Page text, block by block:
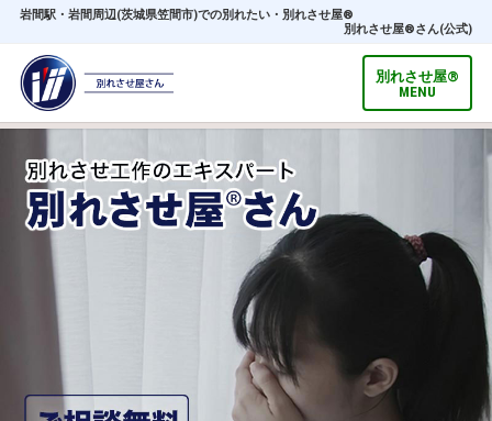
岩間駅・岩間周辺(茨城県笠間市)での別れたい・別れさせ屋®
別れさせ屋®さん(公式)
別れさせ屋®
MENU